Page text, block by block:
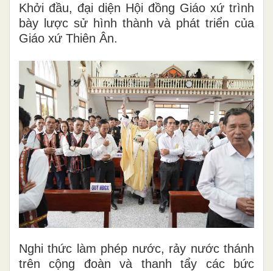
Khởi đầu, đại diện Hội đồng Giáo xứ trình
bày lược sử hình thành và phát triển của
Giáo xứ Thiên Ân.
Nghi thức làm phép nước, rảy nước thánh
trên cộng đoàn và thanh tẩy các bức